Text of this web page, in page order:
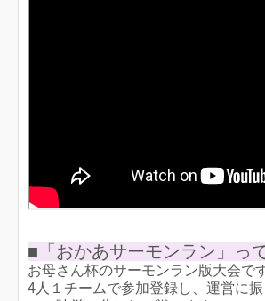
■「おかあサーモンラン」っ
お母さん杯のサーモンラン版大会です
4人１チームで参加登録し、運営に